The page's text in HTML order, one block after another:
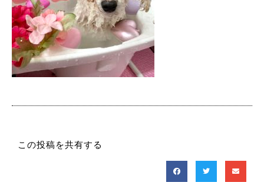
この投稿を共有する